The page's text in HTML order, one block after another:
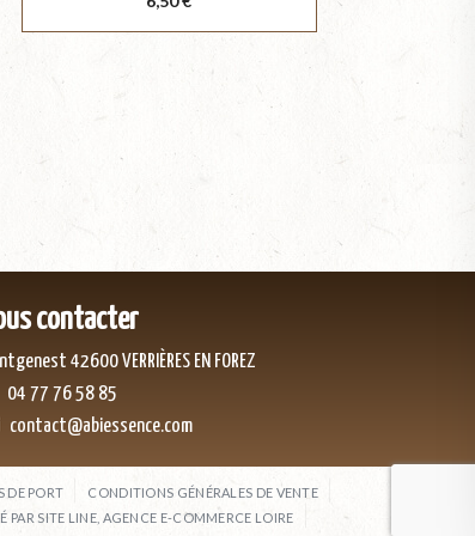
contacter
42600 VERRIÈRES EN FOREZ
04 77 76 58 85
contact@abiessence.com
DE PORT
CONDITIONS GÉNÉRALES DE VENTE
PAR SITE LINE, AGENCE E-COMMERCE LOIRE